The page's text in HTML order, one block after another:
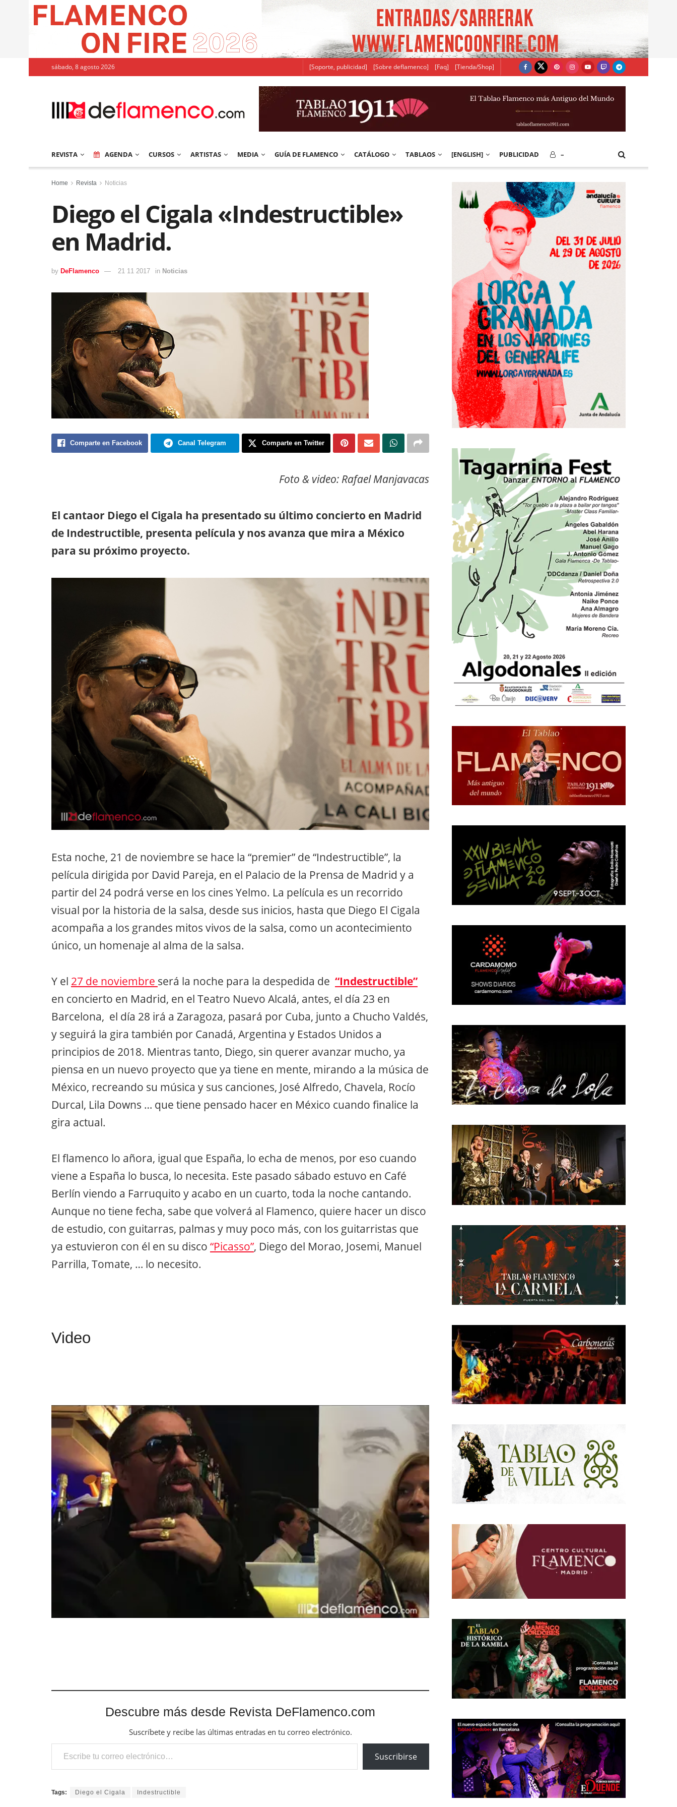
sábado, 8 agosto 2026 [Soporte, publicidad] [Sobre deflamenco] [Faq] [Tienda/Shop]
REVISTA AGENDA CURSOS ARTISTAS MEDIA GUÍA DE FLAMENCO CATÁLOGO TABLAOS [ENGLISH] PUBLICIDAD –
Home Revista Noticias
Diego el Cigala «Indestructible»
en Madrid.
by DeFlamenco 21 11 2017 in Noticias
Comparte en Facebook Canal Telegram Comparte en Twitter
Foto & video: Rafael Manjavacas
El cantaor Diego el Cigala ha presentado su último concierto en Madrid
de Indestructible, presenta película y nos avanza que mira a México
para su próximo proyecto.
Esta noche, 21 de noviembre se hace la “premier” de “Indestructible”, la
película dirigida por David Pareja, en el Palacio de la Prensa de Madrid y a
partir del 24 podrá verse en los cines Yelmo. La película es un recorrido
visual por la historia de la salsa, desde sus inicios, hasta que Diego El Cigala
acompaña a los grandes mitos vivos de la salsa, como un acontecimiento
único, un homenaje al alma de la salsa.
Y el 27 de noviembre será la noche para la despedida de “Indestructible”
en concierto en Madrid, en el Teatro Nuevo Alcalá, antes, el día 23 en
Barcelona, el día 28 irá a Zaragoza, pasará por Cuba, junto a Chucho Valdés,
y seguirá la gira también por Canadá, Argentina y Estados Unidos a
principios de 2018. Mientras tanto, Diego, sin querer avanzar mucho, ya
piensa en un nuevo proyecto que ya tiene en mente, mirando a la música de
México, recreando su música y sus canciones, José Alfredo, Chavela, Rocío
Durcal, Lila Downs … que tiene pensado hacer en México cuando finalice la
gira actual.
El flamenco lo añora, igual que España, lo echa de menos, por eso cuando
viene a España lo busca, lo necesita. Este pasado sábado estuvo en Café
Berlín viendo a Farruquito y acabo en un cuarto, toda la noche cantando.
Aunque no tiene fecha, sabe que volverá al Flamenco, quiere hacer un disco
de estudio, con guitarras, palmas y muy poco más, con los guitarristas que
ya estuvieron con él en su disco “Picasso”, Diego del Morao, Josemi, Manuel
Parrilla, Tomate, … lo necesito.
Video
Descubre más desde Revista DeFlamenco.com
Suscríbete y recibe las últimas entradas en tu correo electrónico.
Escribe tu correo electrónico…
Suscribirse
Tags: Diego el Cigala Indestructible